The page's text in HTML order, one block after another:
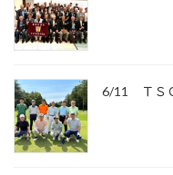
6/11 ＴＳ